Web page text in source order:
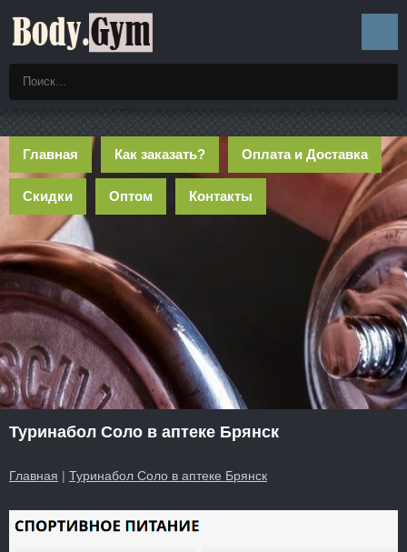
Главная Как заказать? Оплата и Доставка
Скидки Оптом Контакты
Туринабол Соло в аптеке Брянск
Главная | Туринабол Соло в аптеке Брянск